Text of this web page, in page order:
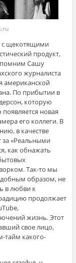
с щекотящими
продукт,
Сашу
журналиста
американской
По прибытии в
которую
новая
его коллеги. В
в качестве
за «Реальными
как обнажать
Так-то мы
образом, не
в любви к
продолжает
жизнь. Этот
свое лицо,
тайм какого-